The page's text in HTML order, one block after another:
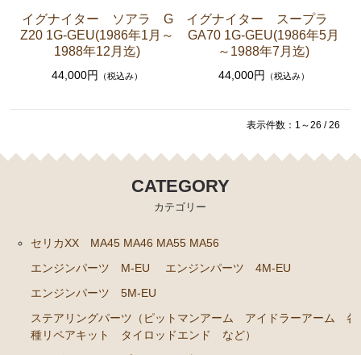
エンジンパーツ 1G-EU
エンジンパーツ 1G-FE
ト ホース など）
クラッチパーツ（マスターシリンダー クラッチレリ
ーズシリンダー オーバーホールキット など）
足回りパーツ（アッパーマウント ベアリング ボー
ルジョイント ブッシュ類 など）
ーゲージなど）
駆動パーツ（センターサポートベアリング ドライブ
シャフトブーツ など）
エアコン ヒーター関係
マークⅡ クレスタ チェイサー GX81 JZX81
イグナイター ソアラ G
Z20 1G-GEU(1986年1月～
1988年12月迄)
44,000円 （税込み）
イグナイター スープラ
GA70 1G-GEU(1986年5月
～1988年7月迄)
44,000円 （税込み）
表示件数：1～26 / 26
CATEGORY
カテゴリー
セリカXX MA45 MA46 MA55 MA56
エンジンパーツ M-EU
エンジンパーツ 4M-EU
エンジンパーツ 5M-EU
ステアリングパーツ（ピットマンアーム アイドラーアーム 各
種リペアキット タイロッドエンド など）